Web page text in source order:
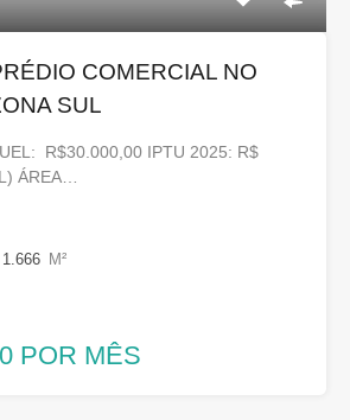
COMERCIAL NO
SUL
R$30.000,00 IPTU 2025: R$
ÁREA…
1.666 M²
POR MÊS